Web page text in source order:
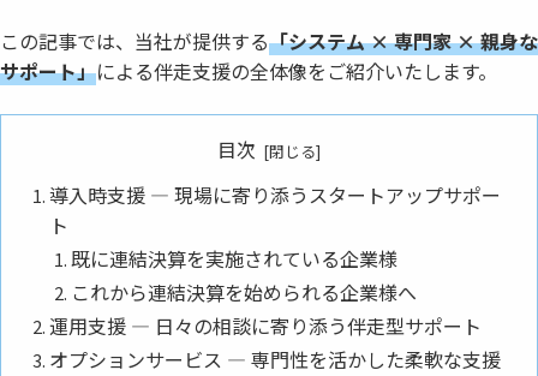
この記事では、当社が提供する「システム × 専門家 × 親身な
サポート」による伴走支援の全体像をご紹介いたします。
目次
導入時支援 ― 現場に寄り添うスタートアップサポー
ト
既に連結決算を実施されている企業様
これから連結決算を始められる企業様へ
運用支援 ― 日々の相談に寄り添う伴走型サポート
オプションサービス ― 専門性を活かした柔軟な支援